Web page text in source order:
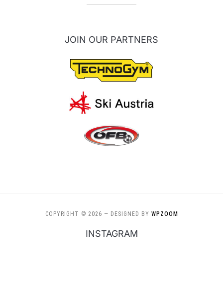
JOIN OUR PARTNERS
COPYRIGHT © 2026 — DESIGNED BY WPZOOM
INSTAGRAM